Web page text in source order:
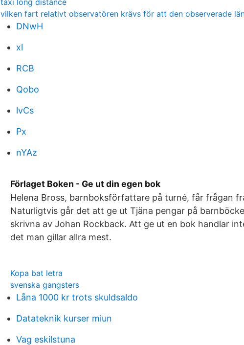
taxi long distance
vilken fart relativt observatören krävs för att den observerade
DNwH
xl
RCB
Qobo
lvCs
Px
nYAz
Förlaget Boken - Ge ut din egen bok
Helena Bross, barnboksförfattare på turné, får frågan
Naturligtvis går det att ge ut Tjäna pengar på
skrivna av Johan Rockback. Att ge ut en bok handlar
det man gillar allra mest.
Kopa bat letra
svenska gangsters
Låna 1000 kr trots skuldsaldo
Datateknik kurser miun
Vag eskilstuna